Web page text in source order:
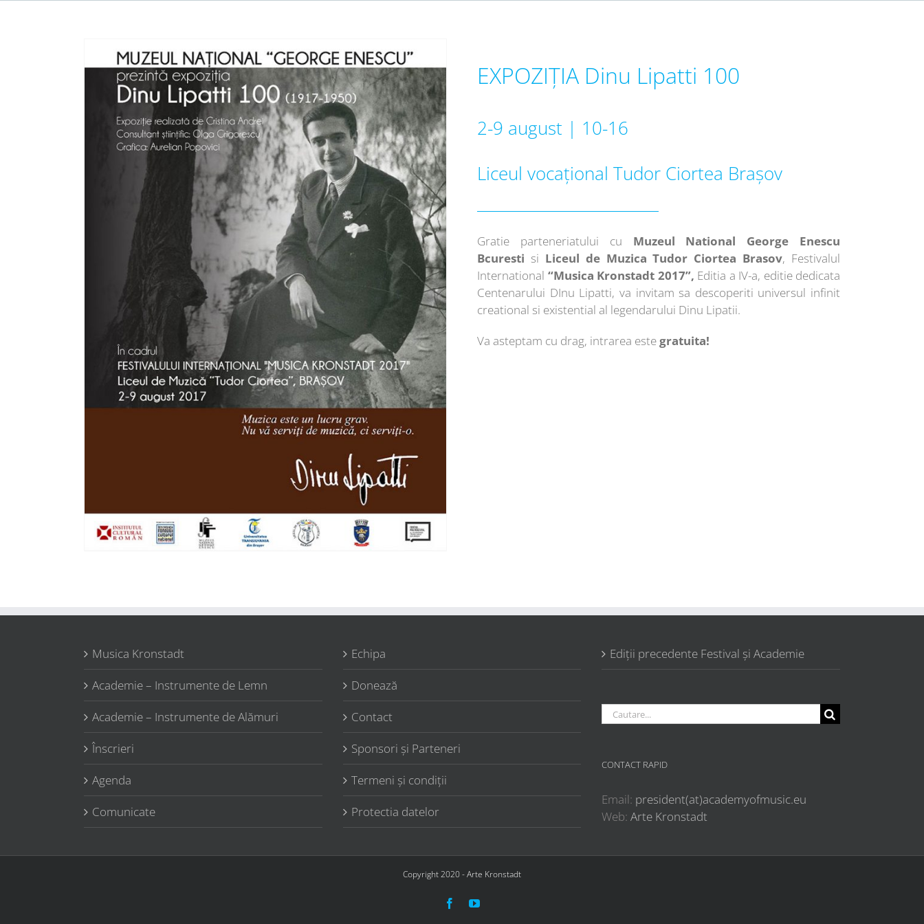
EXPOZIȚIA Dinu Lipatti 100
2-9 august | 10-16
Liceul vocațional Tudor Ciortea Brașov
Gratie parteneriatului cu Muzeul National George Enescu
Bcuresti si Liceul de Muzica Tudor Ciortea Brasov, Festivalul
International “Musica Kronstadt 2017”, Editia a IV-a, editie dedicata
Centenarului DInu Lipatti, va invitam sa descoperiti universul infinit
creational si existential al legendarului Dinu Lipatii.
Va asteptam cu drag, intrarea estegratuita!
Musica Kronstadt
Academie – Instrumente de Lemn
Academie – Instrumente de Alămuri
Înscrieri
Agenda
Comunicate
Echipa
Donează
Contact
Sponsori şi Parteneri
Termeni şi condiţii
Protectia datelor
Ediții precedente Festival și Academie
Cautare...
CONTACT RAPID
Email: president(at)academyofmusic.eu
Web:Arte Kronstadt
Copyright 2020 - Arte Kronstadt
FacebookYouTube